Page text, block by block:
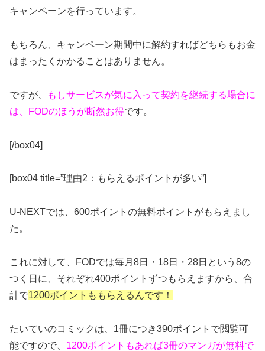
キャンペーンを行っています。
もちろん、キャンペーン期間中に解約すればどちらもお金
はまったくかかることはありません。
ですが、
もしサービスが気に入って契約を継続する場合に
は、FODのほうが断然お得です。
[/box04]
[box04 title=”理由2：もらえるポイントが多い”]
U-NEXTでは、600ポイントの無料ポイントがもらえまし
た。
これに対して、FODでは毎月8日・18日・28日という8の
つく日に、それぞれ400ポイントずつもらえますから、合
計で1200ポイントももらえるんです！
たいていのコミックは、1冊につき390ポイントで閲覧可
能ですので、 1200ポイントもあれば3冊のマンガが無料で